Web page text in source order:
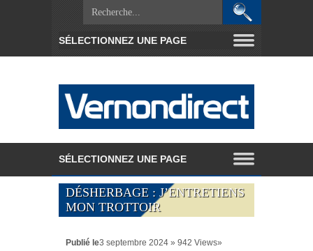
DÉSHERBAGE : J’ENTRETIENS
MON TROTTOIR
Publié le3 septembre 2024 » 942 Views»